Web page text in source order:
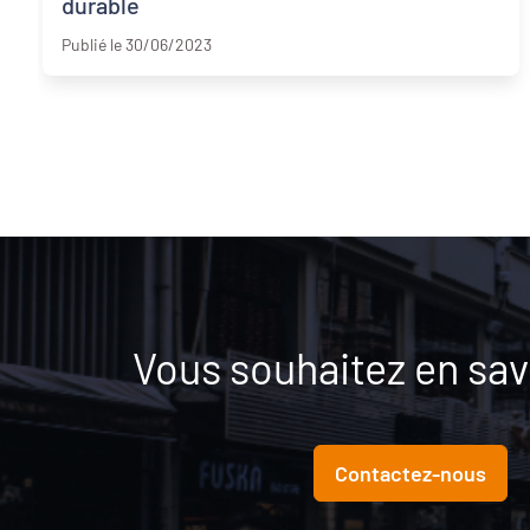
Publié le 30/06/2023
Vous souhaitez en
Contactez-nous